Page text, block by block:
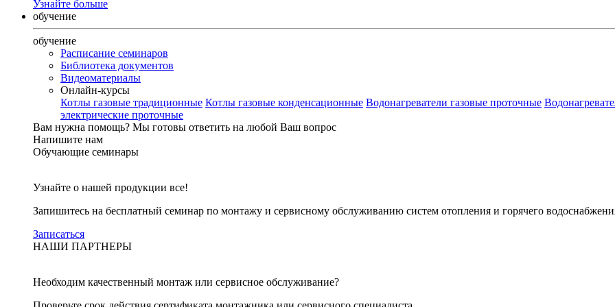
Узнайте больше
обучение
обучение
Расписание семинаров
Библиотека документов
Видеоматериалы
Онлайн-курсы
Котлы газовые традиционные Котлы газовые конденсационные Водонагреватели газовые проточные
электрические проточные
Вам нужна помощь? Мы готовы ответить на любой Ваш вопрос
Напишите нам
Обучающие семинары
Узнайте о нашей продукции все!
Запишитесь на бесплатный семинар по монтажу и сервисному обслуживанию систем отопления и горячего
Записаться
НАШИ ПАРТНЕРЫ
Необходим качественный монтаж или сервисное обслуживание?